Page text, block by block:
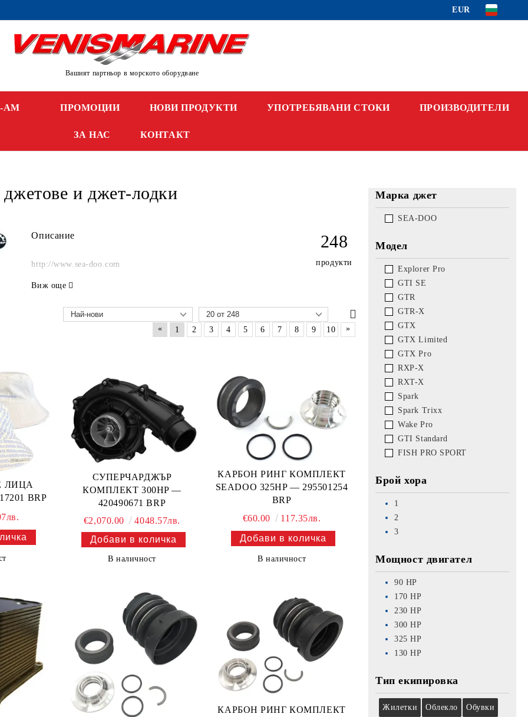
EUR
Вашият партньор в морското оборудване
AM ПРОМОЦИИ НОВИ ПРОДУКТИ УПОТРЕБЯВАНИ СТОКИ ПРОИЗВОДИТЕЛИ
ЗА НАС КОНТАКТ
и джет-лодки
Описание
http://www.sea-doo.com
Виж още
248
продукти
« 1 2 3 4 5 6 7 8 9 10 »
ЛИЦА
BRP
СУПЕРЧАРДЖЪР
КОМПЛЕКТ 300HP —
420490671 BRP
€2,070.00
4048.57лв.
В наличност
КАРБОН РИНГ КОМПЛЕКТ
SEADOO 325HP — 295501254
BRP
€60.00
117.35лв.
В наличност
КАРБОН РИНГ КОМПЛЕКТ
Марка джет
SEA-DOO
Модел
Explorer Pro
GTI SE
GTR
GTR-X
GTX
GTX Limited
GTX Pro
RXP-X
RXT-X
Spark
Spark Trixx
Wake Pro
GTI Standard
FISH PRO SPORT
Брой хора
1
2
3
Мощност двигател
90 HP
170HP
230HP
300HP
325HP
130HP
Тип екипировка
Жилетки Облекло Обувки